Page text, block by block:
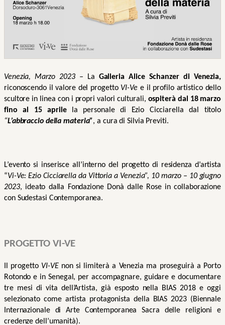
Venezia, Marzo 2023 – La Galleria Alice Schanzer di Venezia,
riconoscendo il valore del progetto VI-Ve e il profilo artistico dello
scultore in linea con i propri valori culturali, ospiterà dal 18 marzo
fino al 15 aprile
“L’abbraccio della materia”, a cura di Silvia Previti.
L’evento si inserisce all’interno del progetto di residenza d’artista
“Vi-Ve: Ezio Cicciarella da Vittoria a Venezia”, 10 marzo – 10 giugno
2023, ideato dalla Fondazione Donà dalle Rose in collaborazione
con Sudestasi Contemporanea.
PROGETTO VI-VE
Il progetto VI-VE non si limiterà a Venezia ma proseguirà a Porto
Rotondo e in Senegal, per accompagnare, guidare e documentare
tre mesi di vita dell’Artista, già esposto nella BIAS 2018 e oggi
selezionato come artista protagonista della BIAS 2023 (Biennale
Internazionale di Arte Contemporanea Sacra delle religioni e
credenze dell’umanità).